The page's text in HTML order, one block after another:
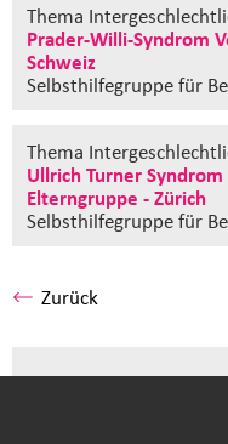
Thema
Prader-Willi-Syndrom
Schweiz
Selbsthilfegruppefür
Thema
Ullrich Turner
Elterngruppe - Zürich
Selbsthilfegruppefür
Zurück